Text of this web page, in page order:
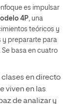
es impulsar
4P, una
teóricos y
y prepararte para
basa en cuatro
clases en directo
viven en las
de analizar y